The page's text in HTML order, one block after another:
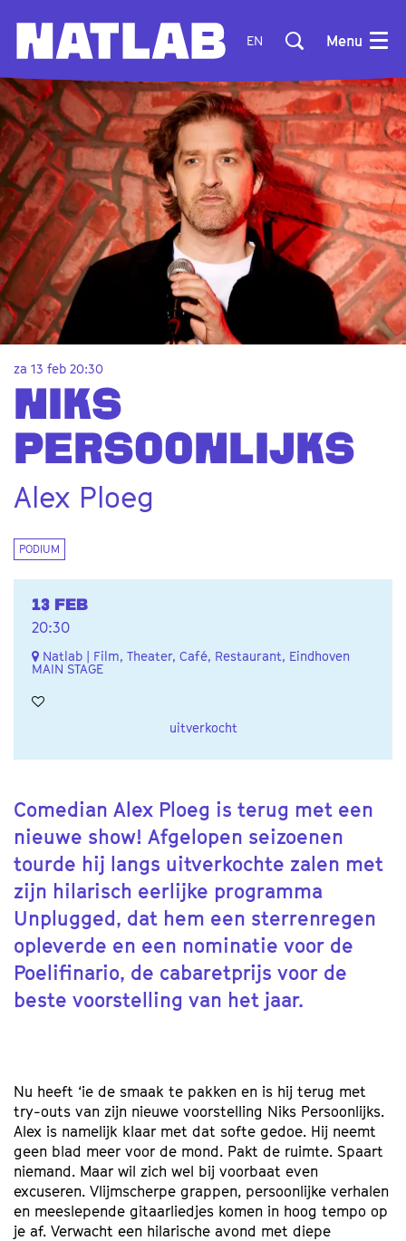
EN Menu
NIKS
PERSOONLIJKS
Alex Ploeg
za 13 feb 20:30
PODIUM
13 FEB
20:30
Natlab | Film, Theater, Café, Restaurant, Eindhoven
MAIN STAGE
uitverkocht
Comedian Alex Ploeg is terug met een
nieuwe show! Afgelopen seizoenen
tourde hij langs uitverkochte zalen met
zijn hilarisch eerlijke programma
Unplugged, dat hem een sterrenregen
opleverde en een nominatie voor de
Poelifinario, de cabaretprijs voor de
beste voorstelling van het jaar.
Nu heeft ‘ie de smaak te pakken en is hij terug met
try-outs van zijn nieuwe voorstelling Niks Persoonlijks.
Alex is namelijk klaar met dat softe gedoe. Hij neemt
geen blad meer voor de mond. Pakt de ruimte. Spaart
niemand. Maar wil zich wel bij voorbaat even
excuseren. Vlijmscherpe grappen, persoonlijke verhalen
en meeslepende gitaarliedjes komen in hoog tempo op
je af. Verwacht een hilarische avond met diepe